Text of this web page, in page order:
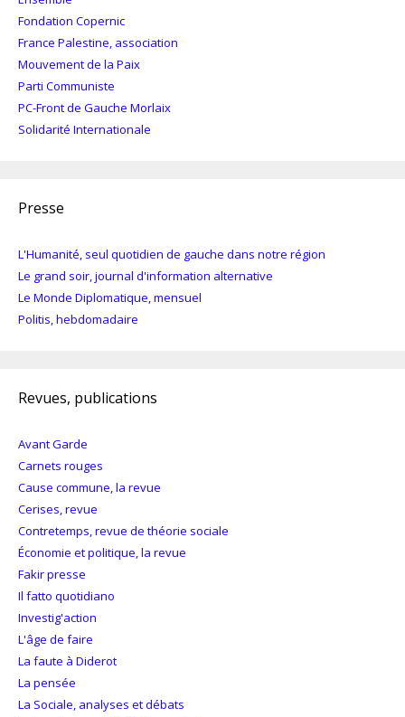
Fondation Copernic
France Palestine, association
Mouvement de la Paix
Parti Communiste
PC-Front de Gauche Morlaix
Solidarité Internationale
Presse
L'Humanité, seul quotidien de gauche dans notre région
Le grand soir, journal d'information alternative
Le Monde Diplomatique, mensuel
Politis, hebdomadaire
Revues, publications
Avant Garde
Carnets rouges
Cause commune, la revue
Cerises, revue
Contretemps, revue de théorie sociale
Économie et politique, la revue
Fakir presse
Il fatto quotidiano
Investig'action
L'âge de faire
La faute à Diderot
La pensée
La Sociale, analyses et débats